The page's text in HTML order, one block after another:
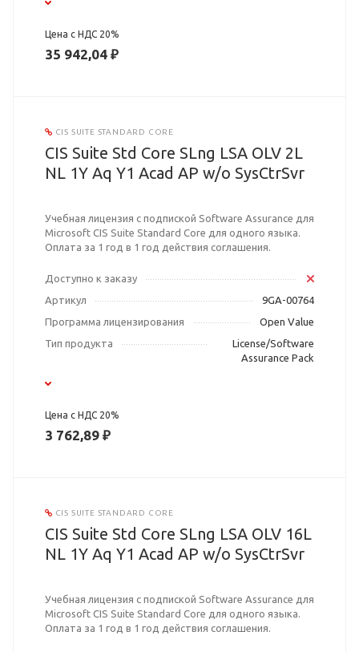
Цена с НДС 20%
35 942,04 ₽
CIS SUITE STANDARD CORE
CIS Suite Std Core SLng LSA OLV 2L
NL 1Y Aq Y1 Acad AP w/o SysCtrSvr
Учебная лицензия с подпиской Software Assurance для
Microsoft CIS Suite Standard Core для одного языка.
Оплата за 1 год в 1 год действия соглашения.
Доступно к заказу
Артикул
9GA-00764
Программа лицензирования
Open Value
Тип продукта
License/Software
Assurance Pack
Цена с НДС 20%
3 762,89 ₽
CIS SUITE STANDARD CORE
CIS Suite Std Core SLng LSA OLV 16L
NL 1Y Aq Y1 Acad AP w/o SysCtrSvr
Учебная лицензия с подпиской Software Assurance для
Microsoft CIS Suite Standard Core для одного языка.
Оплата за 1 год в 1 год действия соглашения.